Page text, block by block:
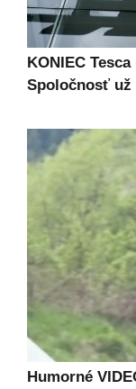
KONIEC
Spoločnosť už
Humorné